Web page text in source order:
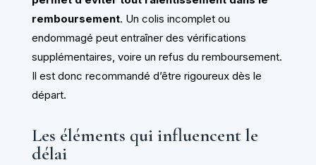
remboursement. Un colis incomplet ou
endommagé peut entraîner des vérifications
supplémentaires, voire un refus du remboursement.
Il est donc recommandé d’être rigoureux dès le
départ.
Les éléments qui influencent le
délai